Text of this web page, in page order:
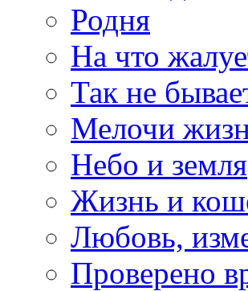
Родня
На что
Так не
Мелочи
Небо и земля
Жизнь и
Любовь,
Проверено